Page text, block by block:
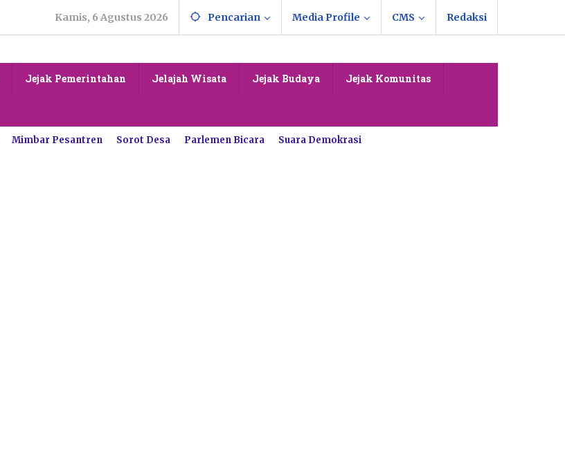
Kamis, 6 Agustus 2026 Pencarian Media Profile CMS Redaksi
Jejak Pemerintahan Jelajah Wisata Jejak Budaya Jejak Komunitas
Mimbar Pesantren Sorot Desa Parlemen Bicara Suara Demokrasi